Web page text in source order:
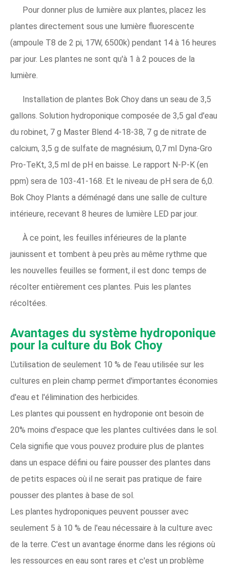
Pour donner plus de lumière aux plantes, placez les
plantes directement sous une lumière fluorescente
(ampoule T8 de 2 pi, 17W, 6500k) pendant 14 à 16 heures
par jour. Les plantes ne sont qu'à 1 à 2 pouces de la
lumière.
Installation de plantes Bok Choy dans un seau de 3,5
gallons. Solution hydroponique composée de 3,5 gal d'eau
du robinet, 7 g Master Blend 4-18-38, 7 g de nitrate de
calcium, 3,5 g de sulfate de magnésium, 0,7 ml Dyna-Gro
Pro-TeKt, 3,5 ml de pH en baisse. Le rapport N-P-K (en
ppm) sera de 103-41-168. Et le niveau de pH sera de 6,0.
Bok Choy Plants a déménagé dans une salle de culture
intérieure, recevant 8 heures de lumière LED par jour.
À ce point, les feuilles inférieures de la plante
jaunissent et tombent à peu près au même rythme que
les nouvelles feuilles se forment, il est donc temps de
récolter entièrement ces plantes. Puis les plantes
récoltées.
Avantages du système hydroponique
pour la culture du Bok Choy
L'utilisation de seulement 10 % de l'eau utilisée sur les
cultures en plein champ permet d'importantes économies
d'eau et l'élimination des herbicides.
Les plantes qui poussent en hydroponie ont besoin de
20% moins d'espace que les plantes cultivées dans le sol.
Cela signifie que vous pouvez produire plus de plantes
dans un espace défini ou faire pousser des plantes dans
de petits espaces où il ne serait pas pratique de faire
pousser des plantes à base de sol.
Les plantes hydroponiques peuvent pousser avec
seulement 5 à 10 % de l'eau nécessaire à la culture avec
de la terre. C'est un avantage énorme dans les régions où
les ressources en eau sont rares et c'est un problème